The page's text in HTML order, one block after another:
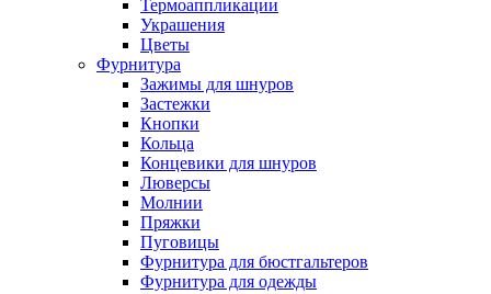
Термоаппликации
Украшения
Цветы
Фурнитура
Зажимы для шнуров
Застежки
Кнопки
Кольца
Концевики для шнуров
Люверсы
Молнии
Пряжки
Пуговицы
Фурнитура для бюстгальтеров
Фурнитура для одежды